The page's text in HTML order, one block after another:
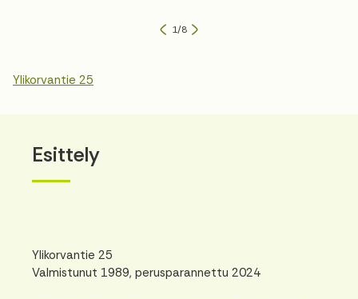
Ylikorvantie 25
1/8
Esittely
Ylikorvantie 25
Valmistunut 1989, perusparannettu 2024